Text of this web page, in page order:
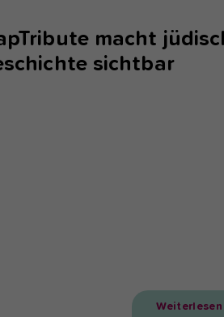
macht
sichtbar
Weiterlesen